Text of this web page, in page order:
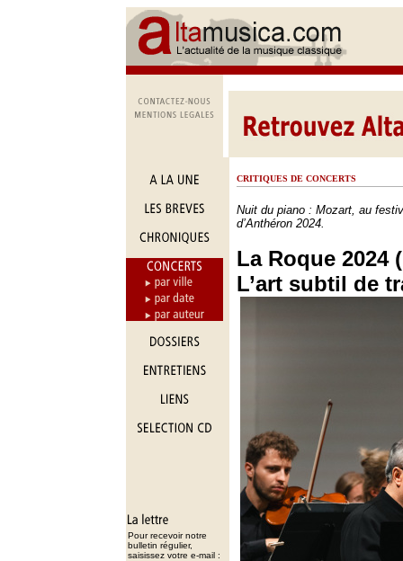
Pour recevoir notre
bulletin régulier,
saisissez votre e-mail :
CRITIQUES DE CONCERTS
Nuit du piano : Mozart, au
d’Anthéron 2024.
La Roque 2024
L’art subtil de